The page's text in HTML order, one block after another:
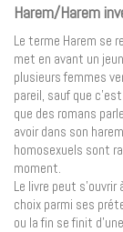
Harem/Harem
Le terme Harem se
met en avant un
plusieurs femmes
pareil, sauf que
que des romans
avoir dans son
homosexuels sont
moment.
Le livre peut
choix parmi ses
ou la fin se finit